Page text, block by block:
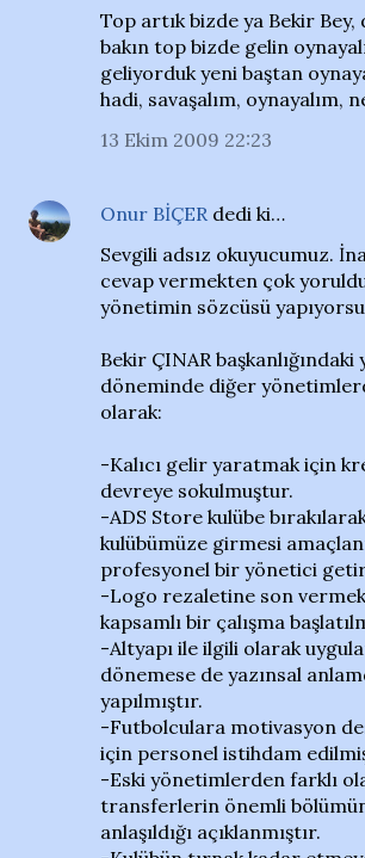
Top artık bizde ya Bekir Bey,
bakın top bizde gelin
geliyorduk yeni baştan
hadi, savaşalım, oynayalım,
13 Ekim 2009 22:23
Onur BİÇER dedi ki…
Sevgili adsız okuyucumuz.
cevap vermekten çok
yönetimin sözcüsü
Bekir ÇINAR
döneminde diğer
olarak:
-Kalıcı gelir yaratmak için
devreye sokulmuştur.
-ADS Store kulübe
kulübümüze girmesi
profesyonel bir yönetici
-Logo rezaletine son vermek
kapsamlı bir çalışma
-Altyapı ile ilgili olarak
dönemese de yazınsal
yapılmıştır.
-Futbolculara motivasyon
için personel istihdam
-Eski yönetimlerden farklı
transferlerin önemli
anlaşıldığı açıklanmıştır.